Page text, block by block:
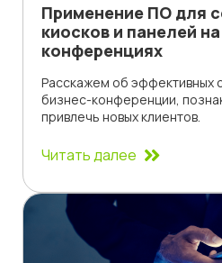
Применение ПО для
киосков и панелей
конференциях
Расскажем об эффективных
бизнес-конференции,
привлечь новых клиентов.
Читать далее